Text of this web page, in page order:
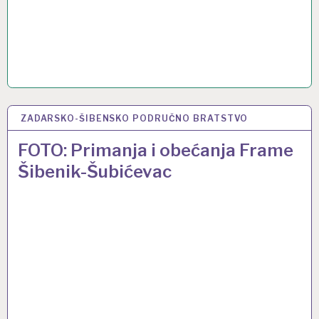
ZADARSKO-ŠIBENSKO PODRUČNO BRATSTVO
FOTO: Primanja i obećanja Frame
Šibenik-Šubićevac
22 LIP 2017